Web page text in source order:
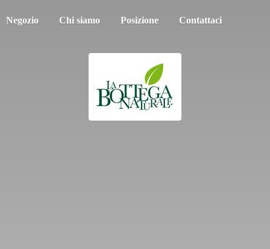
Negozio Chi siamo Posizione Contattaci